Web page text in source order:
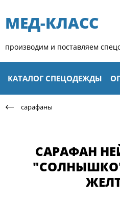
МЕД-КЛАСС​
производим и поставляем
КАТАЛОГ СПЕЦОДЕЖДЫ
сарафаны
САРАФАН